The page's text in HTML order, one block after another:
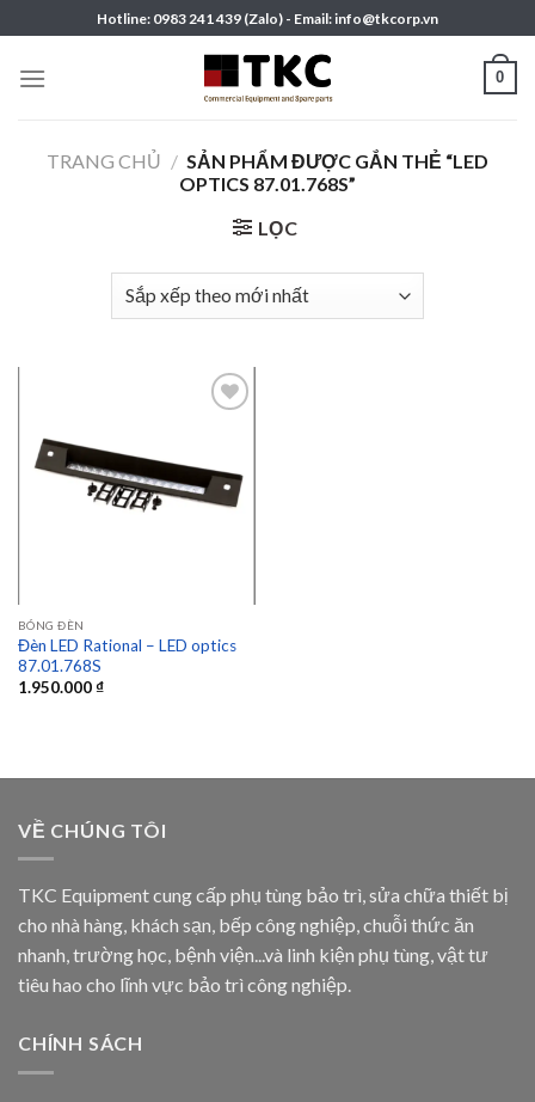
to
content
Hotline: 0983 241 439 (Zalo) - Email: info@tkcorp.vn
0
TRANG CHỦ / SẢN PHẨM ĐƯỢC GẮN THẺ “LED
OPTICS 87.01.768S”
LỌC
Add to
wishlist
BÓNG ĐÈN
Đèn LED Rational – LED optics
87.01.768S
1.950.000₫
VỀ CHÚNG TÔI
TKC Equipment cung cấp phụ tùng bảo trì, sửa chữa thiết bị
cho nhà hàng, khách sạn, bếp công nghiệp, chuỗi thức ăn
nhanh, trường học, bệnh viện...và linh kiện phụ tùng, vật tư
tiêu hao cho lĩnh vực bảo trì công nghiệp.
CHÍNH SÁCH